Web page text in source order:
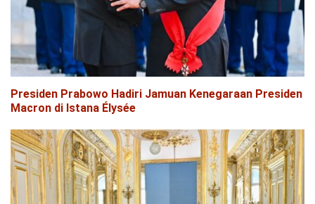
Presiden Prabowo Hadiri Jamuan Kenegaraan Presiden
Macron di Istana Élysée